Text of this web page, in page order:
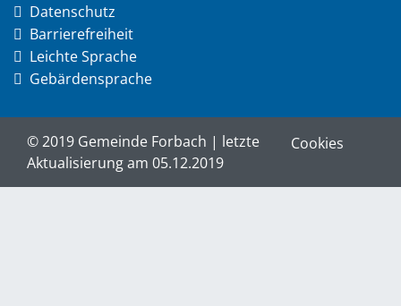
Datenschutz
Barrierefreiheit
Leichte Sprache
Gebärdensprache
© 2019 Gemeinde Forbach | letzte
Aktualisierung am 05.12.2019
Cookies